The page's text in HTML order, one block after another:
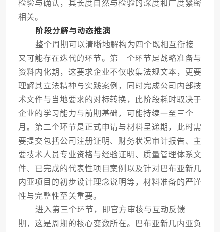
检验与确认，其长度自然与检验的深度和广度紧密
相关。
阶段分解与动态推演
整个周期可以清晰地解构为四个既相互衔接
又可能存在迭代的环节。第一个环节是战略准备与
资料内化期，这要求企业不仅收集法规文本，更要
理解其立法精神与实践案例，同时完成公司内部技
术文件与当地要求的对标转换，此阶段耗时取决于
企业的学习能力与前期基础，可能持续一至三个
月。第二个环节是正式申请与材料呈递期，此时需
要提交包括公司注册证明、财务状况审计报告、主
要技术人员专业资格与经验证明、质量管理体系文
件、已完成的代表性项目案例以及针对巴布亚新几
内亚项目的初步设计理念说明等，材料准备的严谨
性与完整性至关重要。
进入第三个环节，即官方审核与互动反馈
期，这是周期的核心变数所在。巴布亚新几内亚负